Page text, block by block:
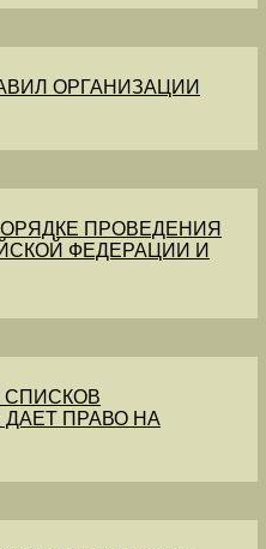
ОРГАНИЗАЦИИ
ПРОВЕДЕНИЯ
ФЕДЕРАЦИИ И
СПИСКОВ
ПРАВО НА